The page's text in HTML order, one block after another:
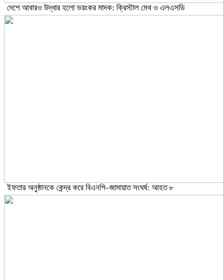
দেশে আবারও উদ্ধার হলো ভয়ংকর মাদক: ক্রিস্টাল মেথ ও এলএসডি
ইফতার অনুষ্ঠানকে কেন্দ্র করে বিএনপি–জামায়াত সংঘর্ষ: আহত ৮